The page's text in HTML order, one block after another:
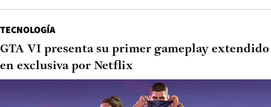
TECNOLOGÍA
GTA VI presenta su primer gameplay extendido
en exclusiva por Netflix